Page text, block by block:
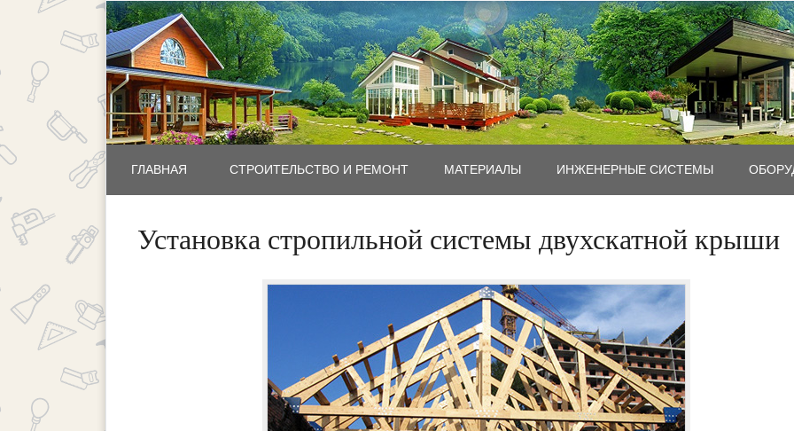
ГЛАВНАЯ СТРОИТЕЛЬСТВО И РЕМОНТ MАТЕРИАЛЫ ИНЖЕНЕРНЫЕ СИСТЕМЫ
Установка стропильной системы двухскатной крыши